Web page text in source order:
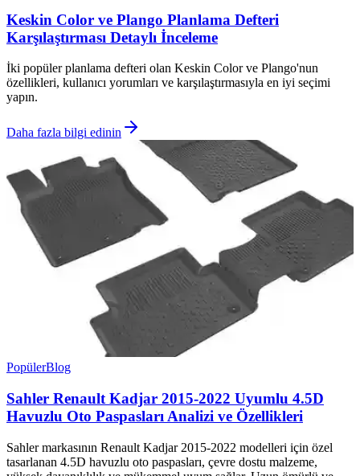
Keskin Color ve Plango Planlama Defteri
Karşılaştırması Detaylı İnceleme
İki popüler planlama defteri olan Keskin Color ve Plango'nun
özellikleri, kullanıcı yorumları ve karşılaştırmasıyla en iyi seçimi
yapın.
Daha fazla bilgi edinin
PopülerBlog
Sahler Renault Kadjar 2015-2022 Uyumlu 4.5D
Havuzlu Oto Paspasları Analizi ve Özellikleri
Sahler markasının Renault Kadjar 2015-2022 modelleri için özel
tasarlanan 4.5D havuzlu oto paspasları, çevre dostu malzeme,